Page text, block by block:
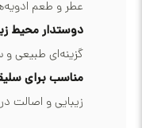
عطر و طعم
دوستدار محیط
گزینه‌ای طبیعی
مناسب برای
زیبایی و اصالت